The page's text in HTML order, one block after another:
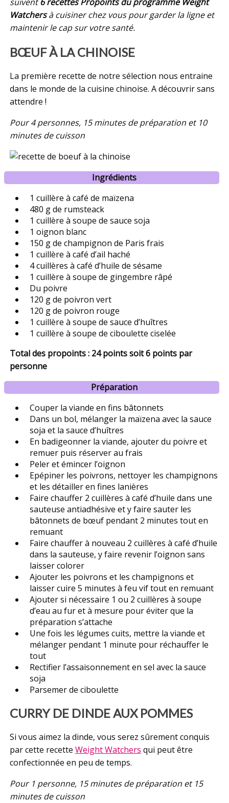
Watchersà cuisiner chez vous pour garder la ligne et
maintenir le cap sur votre santé.
BŒUF À LA CHINOISE
La première recette de notre sélection nous entraine
dans le monde de la cuisine chinoise. A découvrir sans
attendre !
Pour 4 personnes, 15 minutes de préparation et 10
minutes de cuisson
Ingrédients
1 cuillère à café de maïzena
480 g de rumsteack
1 cuillère à soupe de sauce soja
1 oignon blanc
150 g de champignon de Paris frais
1 cuillère à café d’ail haché
4 cuillères à café d’huile de sésame
1 cuillère à soupe de gingembre râpé
Du poivre
120 g de poivron vert
120 g de poivron rouge
1 cuillère à soupe de sauce d’huîtres
1 cuillère à soupe de ciboulette ciselée
Total des propoints : 24 points soit 6 points par
personne
Préparation
Couper la viande en fins bâtonnets
Dans un bol, mélanger la maïzena avec la sauce
soja et la sauce d’huîtres
En badigeonner la viande, ajouter du poivre et
remuer puis réserver au frais
Peler et émincer l’oignon
Epépiner les poivrons, nettoyer les champignons
et les détailler en fines lanières
Faire chauffer 2 cuillères à café d’huile dans une
sauteuse antiadhésive et y faire sauter les
bâtonnets de bœuf pendant 2 minutes tout en
remuant
Faire chauffer à nouveau 2 cuillères à café d’huile
dans la sauteuse, y faire revenir l’oignon sans
laisser colorer
Ajouter les poivrons et les champignons et
laisser cuire 5 minutes à feu vif tout en remuant
Ajouter si nécessaire 1 ou 2 cuillères à soupe
d’eau au fur et à mesure pour éviter que la
préparation s’attache
Une fois les légumes cuits, mettre la viande et
mélanger pendant 1 minute pour réchauffer le
tout
Rectifier l’assaisonnement en sel avec la sauce
soja
Parsemer de ciboulette
CURRY DE DINDE AUX POMMES
Si vous aimez la dinde, vous serez sûrement conquis
par cette recette Weight Watchers qui peut être
confectionnée en peu de temps.
Pour 1 personne, 15 minutes de préparation et 15
minutes de cuisson